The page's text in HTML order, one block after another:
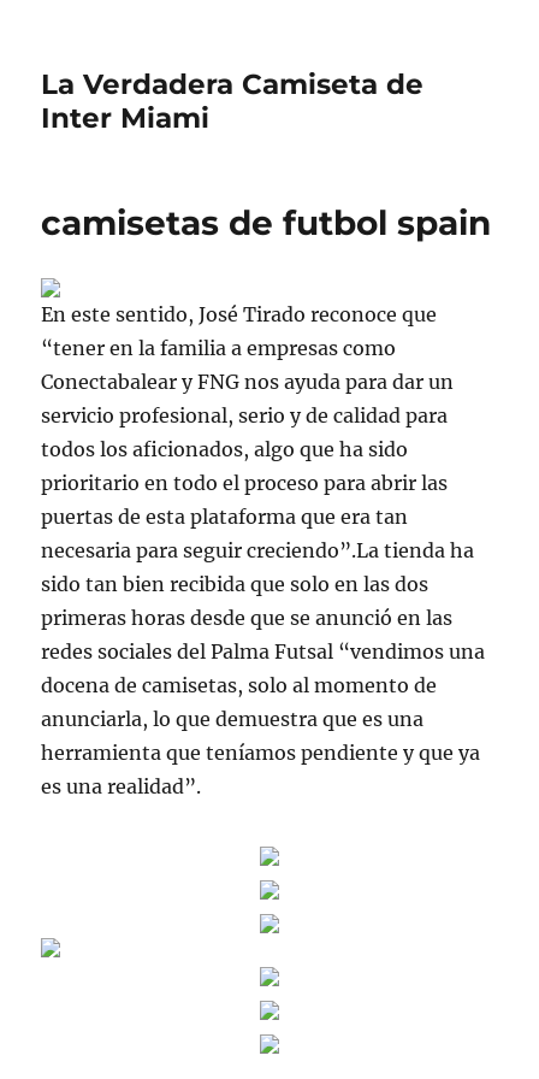
La Verdadera Camiseta de
Inter Miami
camisetas de futbol spain
En este sentido, José Tirado reconoce que
“tener en la familia a empresas como
Conectabalear y FNG nos ayuda para dar un
servicio profesional, serio y de calidad para
todos los aficionados, algo que ha sido
prioritario en todo el proceso para abrir las
puertas de esta plataforma que era tan
necesaria para seguir creciendo”.La tienda ha
sido tan bien recibida que solo en las dos
primeras horas desde que se anunció en las
redes sociales del Palma Futsal “vendimos una
docena de camisetas, solo al momento de
anunciarla, lo que demuestra que es una
herramienta que teníamos pendiente y que ya
es una realidad”.